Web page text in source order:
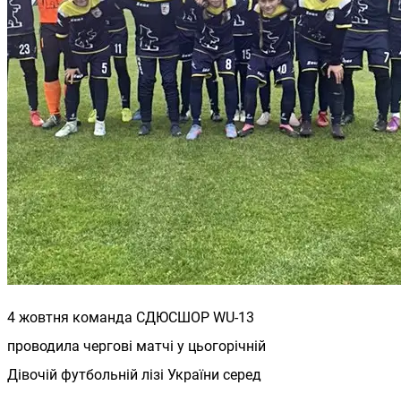
4 жовтня команда СДЮСШОР WU-13
проводила чергові матчі у цьогорічній
Дівочій футбольній лізі України серед